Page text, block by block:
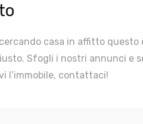
casa in affitto questo
Sfogli i nostri annunci e
l’immobile, contattaci!